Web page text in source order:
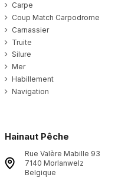
Carpe
Coup Match Carpodrome
Carnassier
Truite
Silure
Mer
Habillement
Navigation
Hainaut Pêche
Rue Valère Mabille 93
7140 Morlanwelz
Belgique